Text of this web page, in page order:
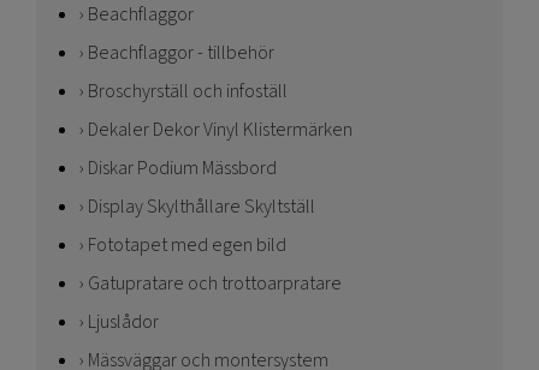
Beachflaggor
Beachflaggor - tillbehör
Broschyrställ och infoställ
Dekaler Dekor Vinyl Klistermärken
Diskar Podium Mässbord
Display Skylthållare Skyltställ
Fototapet med egen bild
Gatupratare och trottoarpratare
Ljuslådor
Mässväggar och montersystem